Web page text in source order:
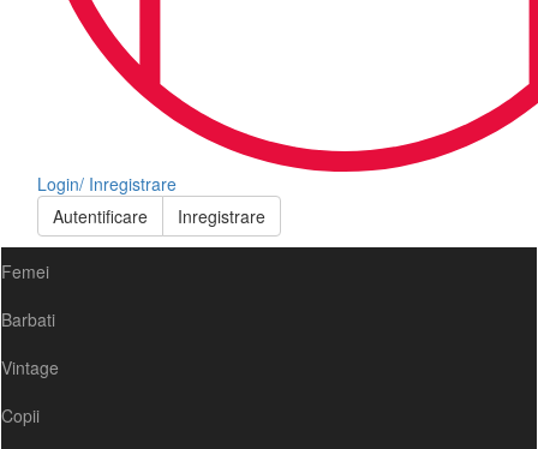
Login/ Inregistrare
Autentificare
Inregistrare
Femei
Barbati
Vintage
Copii